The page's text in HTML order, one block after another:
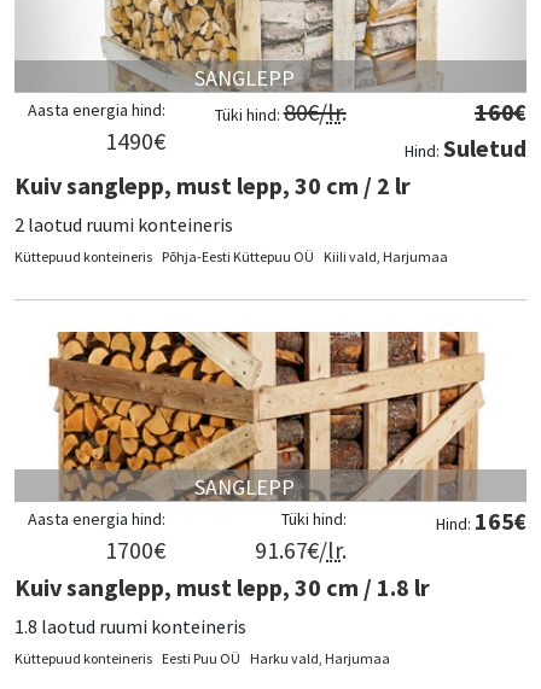
SANGLEPP
Hind:
160€
Suletud
Tüki hind: 80€/lr.
Aasta energia hind:
1490€
Kuiv sanglepp, must lepp, 30 cm / 2 lr
2 laotud ruumi konteineris
Küttepuud konteineris Põhja-Eesti Küttepuu OÜ Kiili vald, Harjumaa
SANGLEPP
Hind: 165€
Tüki hind:
91.67€/lr.
Aasta energia hind:
1700€
Kuiv sanglepp, must lepp, 30 cm / 1.8 lr
1.8 laotud ruumi konteineris
Küttepuud konteineris Eesti Puu OÜ Harku vald, Harjumaa